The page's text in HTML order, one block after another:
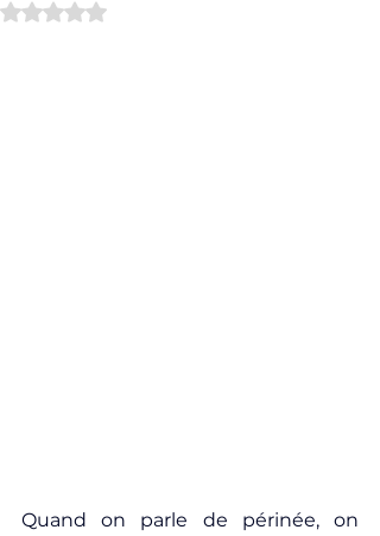
Noté NaN étoiles sur 5.
Quand on parle de périnée, on